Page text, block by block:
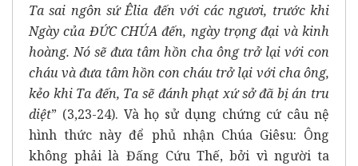
Ta sai ngôn sứ Êlia đến với các ngươi, trước khi
Ngày của ĐỨC CHÚA đến, ngày trọng đại và kinh
hoàng. Nó sẽ đưa tâm hồn cha ông trở lại với con
cháu và đưa tâm hồn con cháu trở lại với cha ông,
kẻo khi Ta đến, Ta sẽ đánh phạt xứ sở đã bị án tru
diệt” (3,23-24). Và họ sử dụng chứng cứ câu nệ
hình thức này để phủ nhận Chúa Giêsu: Ông
không phải là Đấng Cứu Thế, bởi vì người ta